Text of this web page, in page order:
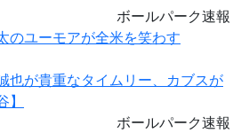
ボールパーク速報
のユーモアが全米を笑わす
ボールパーク速報